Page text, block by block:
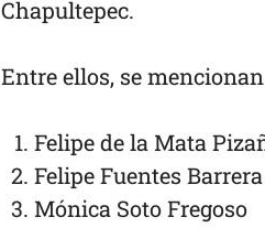
Chapultepec.
Entre ellos, se
Felipe de la Mata
Felipe Fuentes Barrera
Mónica Soto Fregoso